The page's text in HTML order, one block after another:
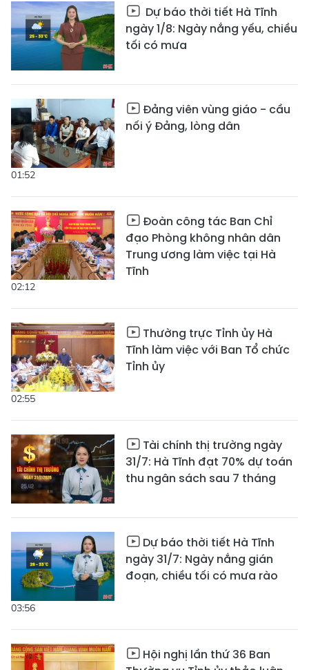
Dự báo thời tiết Hà Tĩnh
ngày 1/8: Ngày nắng yếu, chiều
tối có mưa
01:52
Đảng viên vùng giáo - cầu
nối ý Đảng, lòng dân
02:12
Đoàn công tác Ban Chỉ
đạo Phòng không nhân dân
Trung ương làm việc tại Hà
Tĩnh
02:55
Thường trực Tỉnh ủy Hà
Tĩnh làm việc với Ban Tổ chức
Tỉnh ủy
Tài chính thị trường ngày
31/7: Hà Tĩnh đạt 70% dự toán
thu ngân sách sau 7 tháng
03:56
Dự báo thời tiết Hà Tĩnh
ngày 31/7: Ngày nắng gián
đoạn, chiều tối có mưa rào
Hội nghị lần thứ 36 Ban